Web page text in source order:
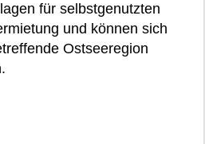
für selbstgenutzten
und können sich
Ostseeregion